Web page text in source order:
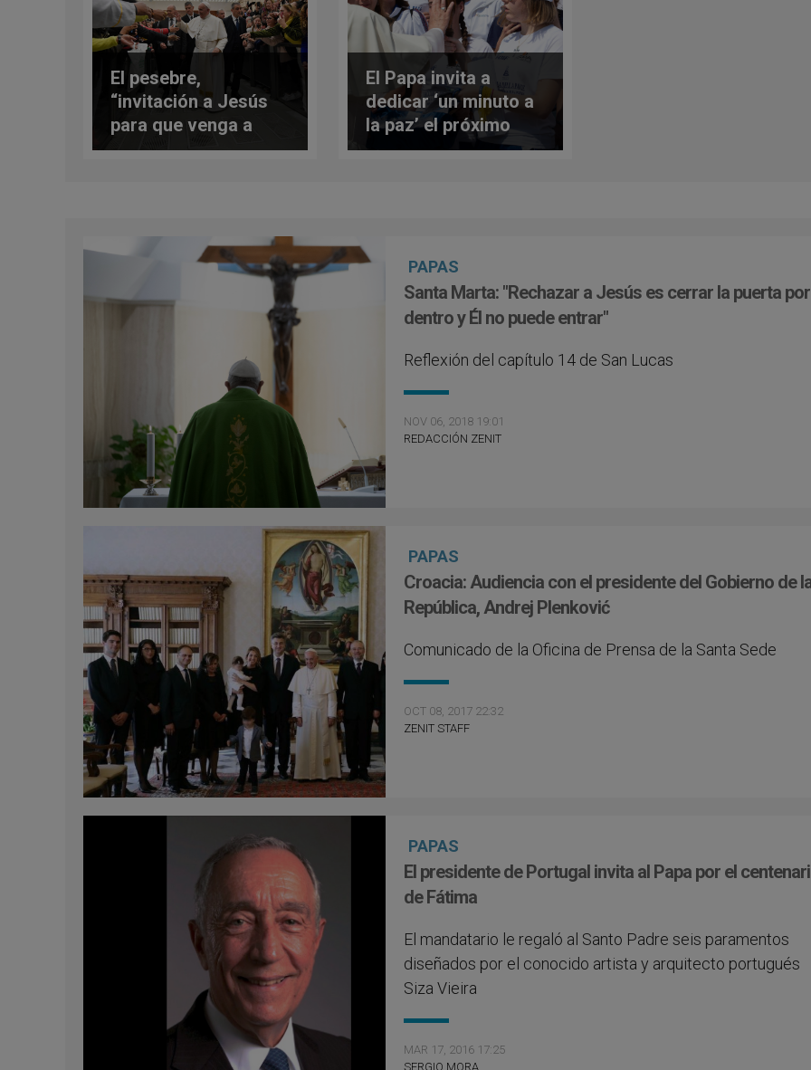
El pesebre,
“invitación a Jesús
para que venga a
nuestra vida”–
El Papa invita a
dedicar ‘un minuto a
la paz’ el próximo
sábado, 8 de junio
PAPAS
Santa Marta: "Rechazar a Jesús es cerrar la puerta por
dentro y Él no puede entrar"
Reflexión del capítulo 14 de San Lucas
NOV 06, 2018 19:01
REDACCIÓN ZENIT
PAPAS
Croacia: Audiencia con el presidente del Gobierno de
República, Andrej Plenković
Comunicado de la Oficina de Prensa de la Santa Sede
OCT 08, 2017 22:32
ZENIT STAFF
PAPAS
El presidente de Portugal invita al Papa por el
de Fátima
El mandatario le regaló al Santo Padre seis paramentos
diseñados por el conocido artista y arquitecto portugués
Siza Vieira
MAR 17, 2016 17:25
SERGIO MORA